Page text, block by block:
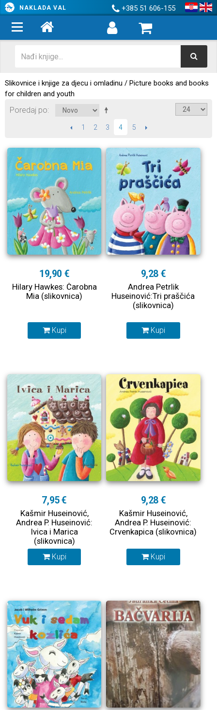
NAKLADA VAL +385 51 606-155
Slikovnice i knjige za djecu i omladinu / Picture books and books
for children and youth
Poredaj po
PRETHODNI
1 2 3 4 5 SLIJEDEĆI
19,90 €
Hilary Hawkes: Čarobna
Mia (slikovnica)
Kupi
9,28 €
Andrea Petrlik
Huseinović:Tri praščića
(slikovnica)
Kupi
7,95 €
Kašmir Huseinović,
Andrea P. Huseinović:
Ivica i Marica
(slikovnica)
Kupi
9,28 €
Kašmir Huseinović,
Andrea P. Huseinović:
Crvenkapica (slikovnica)
Kupi